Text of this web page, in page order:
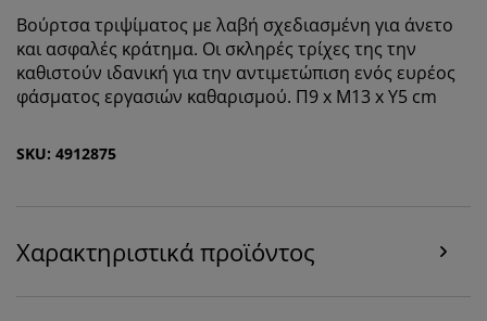
Βούρτσα τριψίματος με λαβή σχεδιασμένη για άνετο
και ασφαλές κράτημα. Οι σκληρές τρίχες της την
καθιστούν ιδανική για την αντιμετώπιση ενός ευρέος
φάσματος εργασιών καθαρισμού. Π9 x Μ13 x Υ5 cm
SKU: 4912875
Χαρακτηριστικά προϊόντος
Εξατομικεύουμε την εμπειρία σας